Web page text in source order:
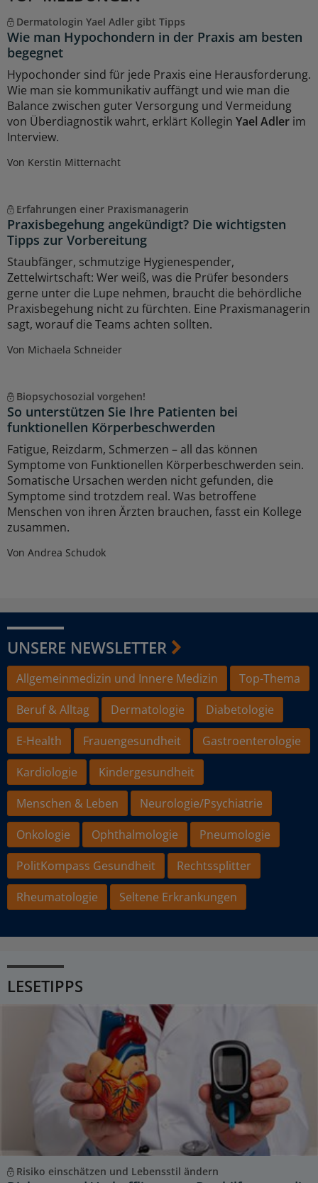
Dermatologin Yael Adler gibt Tipps
Wie man Hypochondern in der Praxis am besten
begegnet
Hypochonder sind für jede Praxis eine Herausforderung.
Wie man sie kommunikativ auffängt und wie man die
Balance zwischen guter Versorgung und Vermeidung
von Überdiagnostik wahrt, erklärt Kollegin Yael Adler im
Interview.
Von Kerstin Mitternacht
Erfahrungen einer Praxismanagerin
Praxisbegehung angekündigt? Die wichtigsten
Tipps zur Vorbereitung
Staubfänger, schmutzige Hygienespender,
Zettelwirtschaft: Wer weiß, was die Prüfer besonders
gerne unter die Lupe nehmen, braucht die behördliche
Praxisbegehung nicht zu fürchten. Eine Praxismanagerin
sagt, worauf die Teams achten sollten.
Von Michaela Schneider
Biopsychosozial vorgehen!
So unterstützen Sie Ihre Patienten bei
funktionellen Körperbeschwerden
Fatigue, Reizdarm, Schmerzen – all das können
Symptome von Funktionellen Körperbeschwerden sein.
Somatische Ursachen werden nicht gefunden, die
Symptome sind trotzdem real. Was betroffene
Menschen von ihren Ärzten brauchen, fasst ein Kollege
zusammen.
Von Andrea Schudok
UNSERE NEWSLETTER
Allgemeinmedizin und Innere Medizin
Top-Thema
Beruf & Alltag
Dermatologie
Diabetologie
E-Health
Frauengesundheit
Gastroenterologie
Kardiologie
Kindergesundheit
Menschen & Leben
Neurologie/Psychiatrie
Onkologie
Ophthalmologie
Pneumologie
PolitKompass Gesundheit
Rechtssplitter
Rheumatologie
Seltene Erkrankungen
LESETIPPS
Risiko einschätzen und Lebensstil ändern